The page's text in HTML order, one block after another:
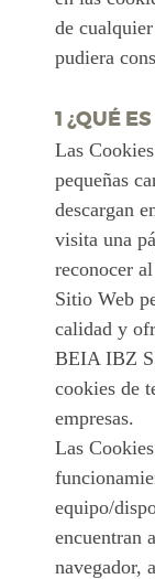
de
pudiera
1 ¿QUÉ
Las
pequeñas
descargan
visita una
reconocer
Sitio Web
calidad y
BEIA IBZ
cookies de
empresas.
Las
equipo/
encuentran
navegador,